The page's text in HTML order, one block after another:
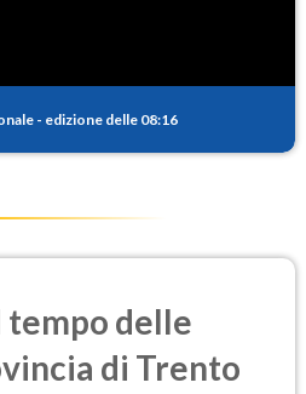
- edizione delle 08:16
tempo delle
di Trento